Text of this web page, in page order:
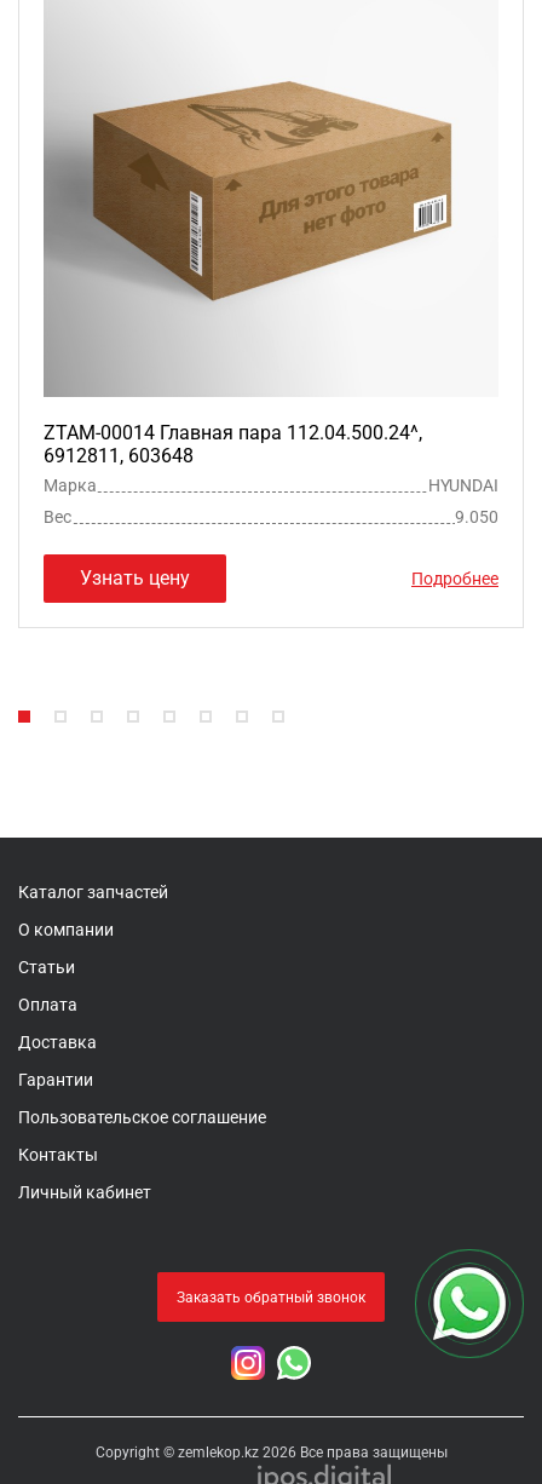
ZTAM-00014 Главная пара 112.04.500.24^,
6912811, 603648
Марка
HYUNDAI
Вес
9.050
Узнать цену Подробнее
Каталог запчастей
О компании
Статьи
Оплата
Доставка
Гарантии
Пользовательское соглашение
Контакты
Личный кабинет
Заказать обратный звонок
Copyright © zemlekop.kz 2026 Все права защищены